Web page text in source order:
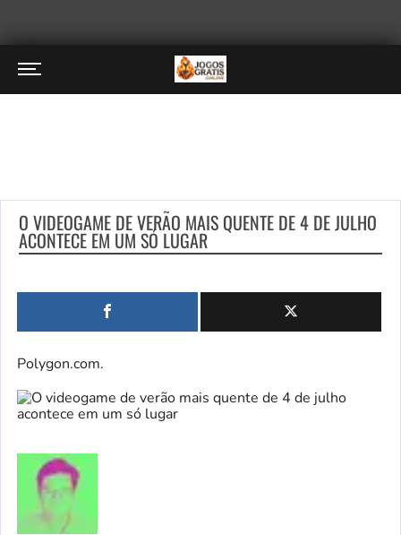
O VIDEOGAME DE VERÃO MAIS QUENTE DE 4 DE JULHO
ACONTECE EM UM SÓ LUGAR
Polygon.com.